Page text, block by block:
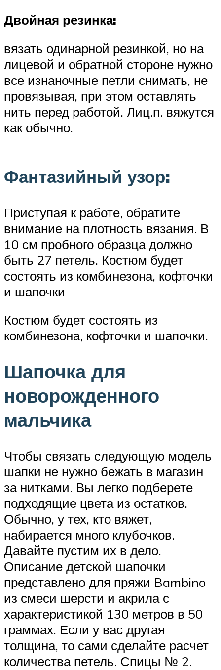
Двойная резинка:
вязать одинарной резинкой, но на
лицевой и обратной стороне нужно
все изнаночные петли снимать, не
провязывая, при этом оставлять
нить перед работой. Лиц.п. вяжутся
как обычно.
Фантазийный узор:
Приступая к работе, обратите
внимание на плотность вязания. В
10 см пробного образца должно
быть 27 петель. Костюм будет
состоять из комбинезона, кофточки
и шапочки
Костюм будет состоять из
комбинезона, кофточки и шапочки.
Шапочка для
новорожденного
мальчика
Чтобы связать следующую модель
шапки не нужно бежать в магазин
за нитками. Вы легко подберете
подходящие цвета из остатков.
Обычно, у тех, кто вяжет,
набирается много клубочков.
Давайте пустим их в дело.
Описание детской шапочки
представлено для пряжи Bambino
из смеси шерсти и акрила с
характеристикой 130 метров в 50
граммах. Если у вас другая
толщина, то сами сделайте расчет
количества петель. Спицы № 2.